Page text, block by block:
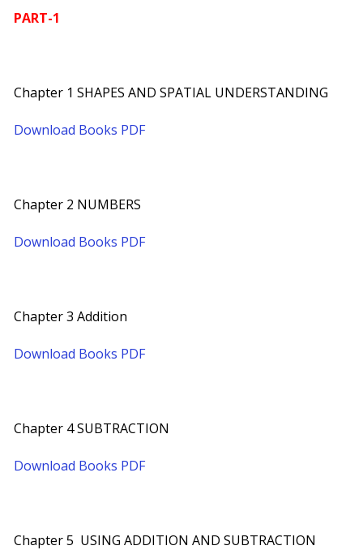
PART-1
Chapter 1 SHAPES AND SPATIAL UNDERSTANDING
Download Books PDF
Chapter 2 NUMBERS
Download Books PDF
Chapter 3 Addition
Download Books PDF
Chapter 4 SUBTRACTION
Download Books PDF
Chapter 5 USING ADDITION AND SUBTRACTION